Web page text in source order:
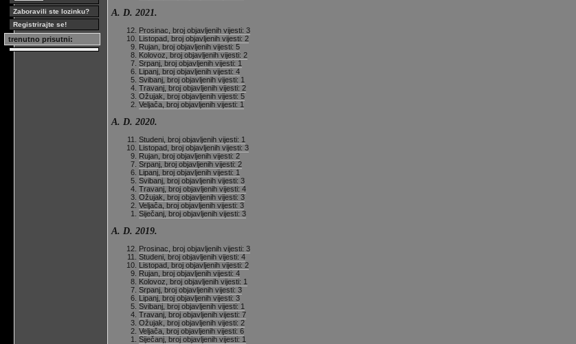
Zaboravili ste lozinku?
Registrirajte se!
trenutno prisutni:
A. D. 2021.
Prosinac, broj objavljenih vijesti: 3
Listopad, broj objavljenih vijesti: 2
Rujan, broj objavljenih vijesti: 5
Kolovoz, broj objavljenih vijesti: 2
Srpanj, broj objavljenih vijesti: 1
Lipanj, broj objavljenih vijesti: 4
Svibanj, broj objavljenih vijesti: 1
Travanj, broj objavljenih vijesti: 2
Ožujak, broj objavljenih vijesti: 5
Veljača, broj objavljenih vijesti: 1
A. D. 2020.
Studeni, broj objavljenih vijesti: 1
Listopad, broj objavljenih vijesti: 3
Rujan, broj objavljenih vijesti: 2
Srpanj, broj objavljenih vijesti: 2
Lipanj, broj objavljenih vijesti: 1
Svibanj, broj objavljenih vijesti: 3
Travanj, broj objavljenih vijesti: 4
Ožujak, broj objavljenih vijesti: 3
Veljača, broj objavljenih vijesti: 3
Siječanj, broj objavljenih vijesti: 3
A. D. 2019.
Prosinac, broj objavljenih vijesti: 3
Studeni, broj objavljenih vijesti: 4
Listopad, broj objavljenih vijesti: 2
Rujan, broj objavljenih vijesti: 4
Kolovoz, broj objavljenih vijesti: 1
Srpanj, broj objavljenih vijesti: 3
Lipanj, broj objavljenih vijesti: 3
Svibanj, broj objavljenih vijesti: 1
Travanj, broj objavljenih vijesti: 7
Ožujak, broj objavljenih vijesti: 2
Veljača, broj objavljenih vijesti: 6
Siječanj, broj objavljenih vijesti: 1